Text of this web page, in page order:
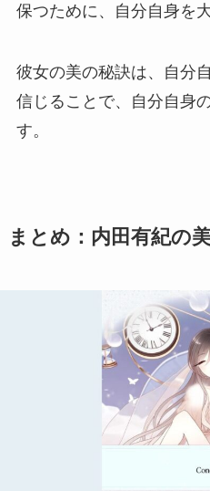
保つために、自分自身を
彼女の美の秘訣は、自分
信じることで、自分自身
す。
まとめ：内田有紀の